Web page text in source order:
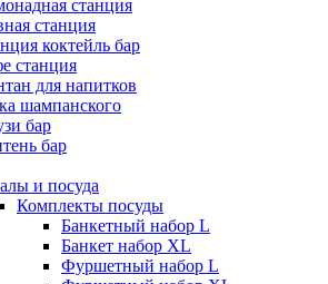
станция
станция
коктейль бар
станция
для напитков
шампанского
бар
бар
и посуда
Комплекты посуды
Банкетный набор L
Банкет набор XL
Фуршетный набор L